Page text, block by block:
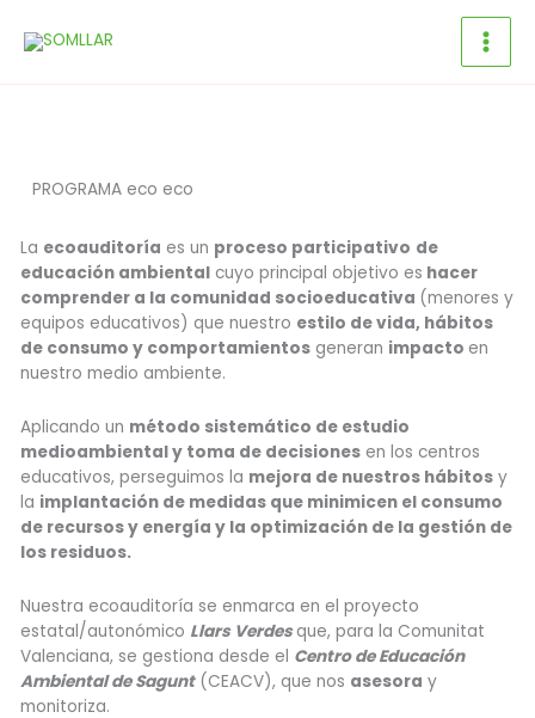
PROGRAMA eco eco
La ecoauditoría es un proceso participativo de
educación ambiental cuyo principal objetivo es hacer
comprender a la comunidad socioeducativa (menores y
equipos educativos) que nuestro estilo de vida, hábitos
de consumo y comportamientos generan impacto en
nuestro medio ambiente.
Aplicando un método sistemático de estudio
medioambiental y toma de decisiones en los centros
educativos, perseguimos la mejora de nuestros hábitos y
la implantación de medidas que minimicen el consumo
de recursos y energía y la optimización de la gestión de
los residuos.
Nuestra ecoauditoría se enmarca en el proyecto
estatal/autonómico Llars Verdesque, para la Comunitat
Valenciana, se gestiona desde el Centro de Educación
Ambiental de Sagunt(CEACV), que nos asesora y
monitoriza.